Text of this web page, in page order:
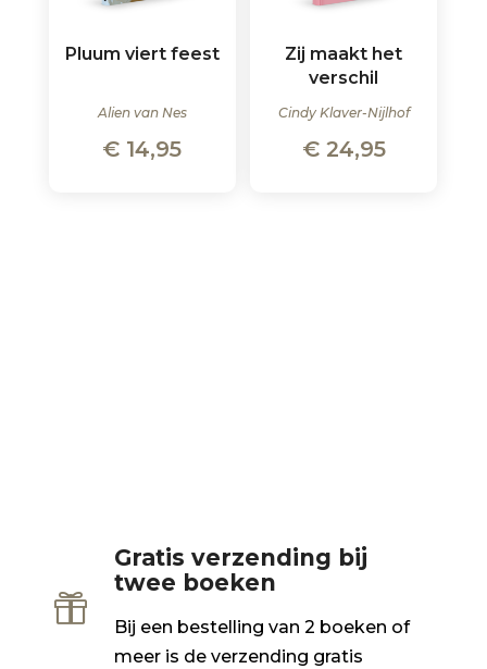
Pluum viert feest
Alien van Nes
€ 14,95
Zij maakt het
verschil
Cindy Klaver-Nijlhof
€24,95

Gratis verzending bij
twee boeken
Bij een bestelling van 2 boeken of
meer is de verzending gratis